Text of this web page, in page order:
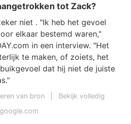
tot Zack?
niet . "Ik heb het gevoel
elkaar bestemd waren,"
in een interview. "Het
te maken, of zoiets, het
dat hij niet de juiste
van bron
Bekijk volledig